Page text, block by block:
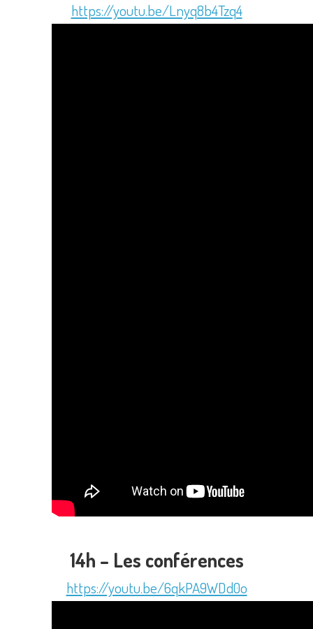
https://youtu.be/Lnyq8b4Tzq4
14h – Les conférences
https://youtu.be/6qkPA9WDd0o